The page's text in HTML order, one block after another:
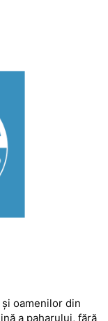
oamenilor din
a paharului, fără